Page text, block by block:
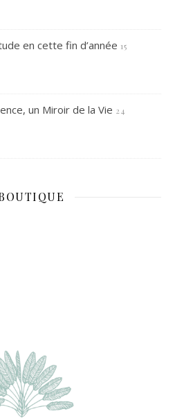
en cette fin d’année 15
un Miroir de la Vie 24